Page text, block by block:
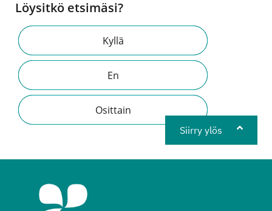
Löysitkö etsimäsi?
Kyllä
En
Osittain
Siirry ylös